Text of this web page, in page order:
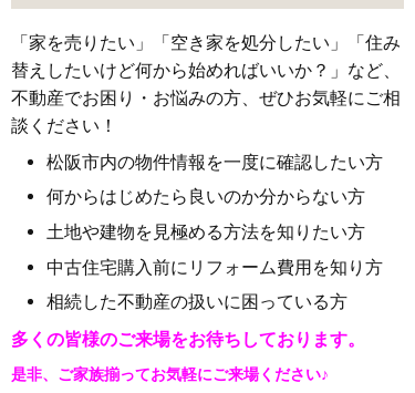
「家を売りたい」「空き家を処分したい」「住み
替えしたいけど何から始めればいいか？」など、
不動産でお困り・お悩みの方、ぜひお気軽にご相
談ください！
松阪市内の物件情報を一度に確認したい方
何からはじめたら良いのか分からない方
土地や建物を見極める方法を知りたい方
中古住宅購入前にリフォーム費用を知り方
相続した不動産の扱いに困っている方
多くの皆様のご来場をお待ちしております。
是非、ご家族揃ってお気軽にご来場ください♪